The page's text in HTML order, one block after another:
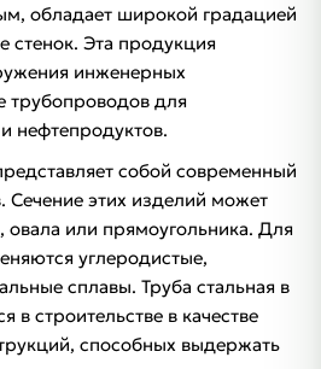
обладает широкой градацией
стенок. Эта продукция
инженерных
трубопроводов для
нефтепродуктов.
собой современный
Сечение этих изделий может
овала или прямоугольника. Для
углеродистые,
сплавы. Труба стальная в
в строительстве в качестве
способных выдержать